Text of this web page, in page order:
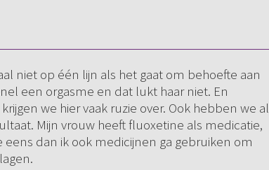
niet op één lijn als het gaat om behoefte aan
een orgasme en dat lukt haar niet. En
we hier vaak ruzie over. Ook hebben we al
Mijn vrouw heeft fluoxetine als medicatie,
dan ik ook medicijnen ga gebruiken om